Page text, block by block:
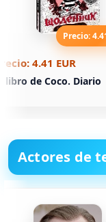
Precio:
4.41 EUR
libro de Coco. Diario
Actores de